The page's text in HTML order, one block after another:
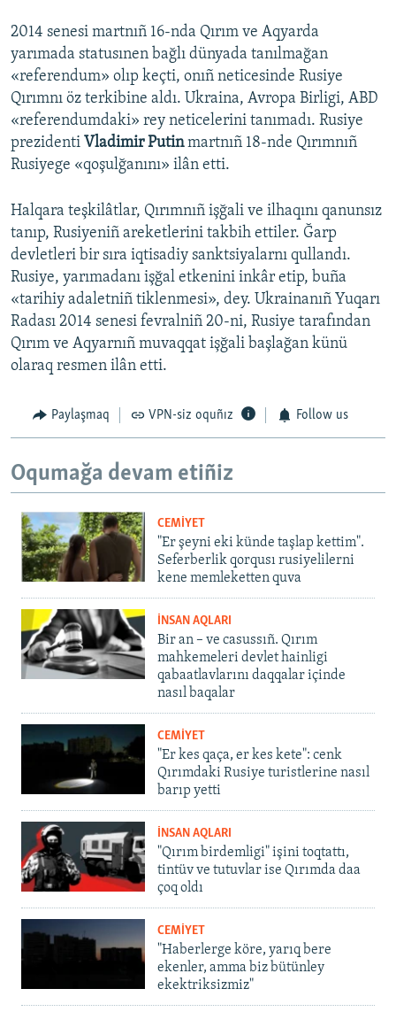
2014 senesi martnıñ 16-nda Qırım ve Aqyarda
yarımada statusınen bağlı dünyada tanılmağan
«referendum» olıp keçti, onıñ neticesinde Rusiye
Qırımnı öz terkibine aldı. Ukraina, Avropa Birligi, ABD
«referendumdaki» rey neticelerini tanımadı. Rusiye
prezidenti Vladimir Putinmartnıñ 18-nde Qırımnıñ
Rusiyege «qoşulğanını» ilân etti.
Halqara teşkilâtlar, Qırımnıñ işğali ve ilhaqını qanunsız
tanıp, Rusiyeniñ areketlerini takbih ettiler. Ğarp
devletleri bir sıra iqtisadiy sanktsiyalarnı qullandı.
Rusiye, yarımadanı işğal etkenini inkâr etip, buña
«tarihiy adaletniñ tiklenmesi», dey. Ukrainanıñ Yuqarı
Radası 2014 senesi fevralniñ 20-ni, Rusiye tarafından
Qırım ve Aqyarnıñ muvaqqat işğali başlağan künü
olaraq resmen ilân etti.
Paylaşmaq VPN-siz oquñız Follow us
Oqumağa devam etiñiz
CEMİYET
"Er şeyni eki künde taşlap kettim".
Seferberlik qorqusı rusiyelilerni
kene memleketten quva
İNSAN AQLARI
Bir an – ve casussıñ. Qırım
mahkemeleri devlet hainligi
qabaatlavlarını daqqalar içinde
nasıl baqalar
CEMİYET
"Er kes qaça, er kes kete": cenk
Qırımdaki Rusiye turistlerine nasıl
barıp yetti
İNSAN AQLARI
"Qırım birdemligi" işini toqtattı,
tintüv ve tutuvlar ise Qırımda daa
çoq oldı
CEMİYET
"Haberlerge köre, yarıq bere
ekenler, amma biz bütünley
ekektriksizmiz"